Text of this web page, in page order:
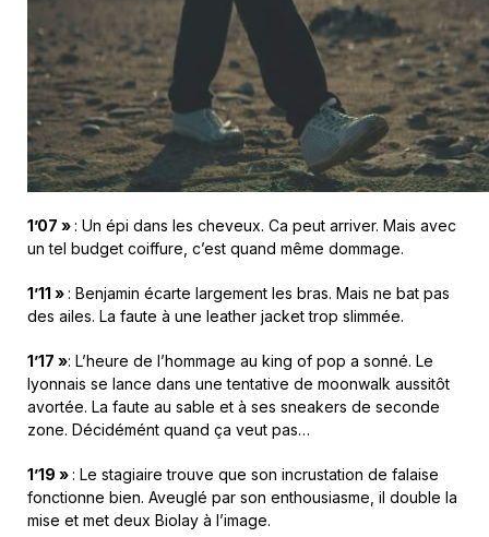
1’07 »: Un épi dans les cheveux. Ca peut arriver. Mais avec
un tel budget coiffure, c’est quand même dommage.
1’11 »: Benjamin écarte largement les bras. Mais ne bat pas
des ailes. La faute à une leather jacket trop slimmée.
1’17 »: L’heure de l’hommage au king of pop a sonné. Le
lyonnais se lance dans une tentative de moonwalk aussitôt
avortée. La faute au sable et à ses sneakers de seconde
zone. Décidémént quand ça veut pas…
1’19 »: Le stagiaire trouve que son incrustation de falaise
fonctionne bien. Aveuglé par son enthousiasme, il double la
mise et met deux Biolay à l’image.